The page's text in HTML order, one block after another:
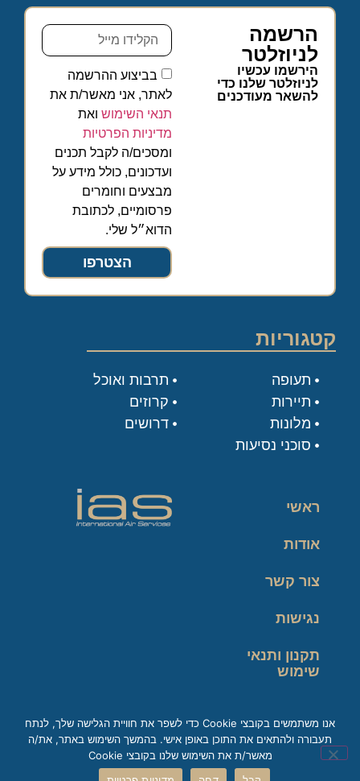
הרשמה
לניוזלטר
הירשמו עכשיו
לניוזלטר שלנו כדי
להשאר מעודכנים
בביצוע ההרשמה
לאתר, אני מאשר/ת את
תנאי השימוש ואת
מדיניות הפרטיות
ומסכים/ה לקבל תכנים
ועדכונים, כולל מידע על
מבצעים וחומרים
פרסומיים, לכתובת
הדוא״ל שלי.
הצטרפו
קטגוריות
תעופה
תיירות
מלונות
סוכני נסיעות
תרבות ואוכל
קרוזים
דרושים
ראשי
אודות
צור קשר
נגישות
תקנון ותנאי
שימוש
זכות עיון במידע
אנו משתמשים בקובצי Cookie כדי לשפר את חוויית הגלישה שלך, לנתח
תעבורה ולהתאים את התוכן באופן אישי. בהמשך השימוש באתר, את/ה
מאשר/ת את השימוש שלנו בקובצי Cookie